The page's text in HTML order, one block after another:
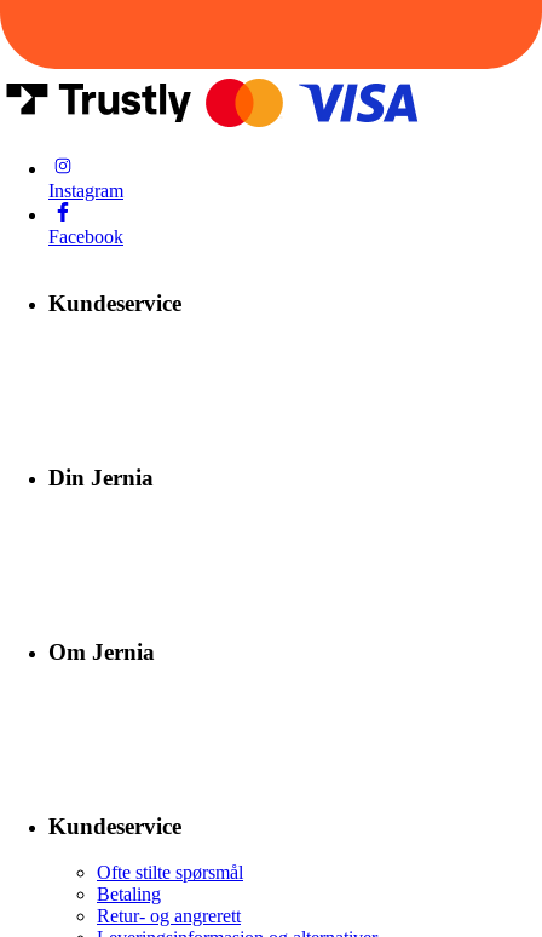
Instagram
Facebook
Kundeservice
Din Jernia
Om Jernia
Kundeservice
Ofte stilte spørsmål
Betaling
Retur- og angrerett